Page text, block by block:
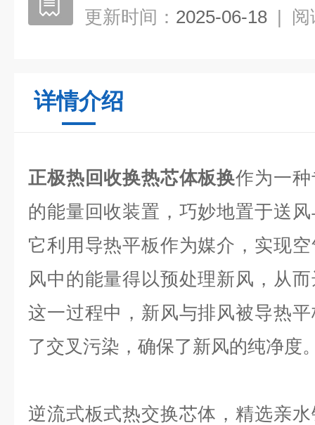
更新时间： 2025-06-18 | 阅
详情介绍
正极热回收换热芯体板换作为一
的能量回收装置，巧妙地置于送
它利用导热平板作为媒介，实现
风中的能量得以预处理新风，从
这一过程中，新风与排风被导热
了交叉污染，确保了新风的纯净度
逆流式板式热交换芯体，精选亲